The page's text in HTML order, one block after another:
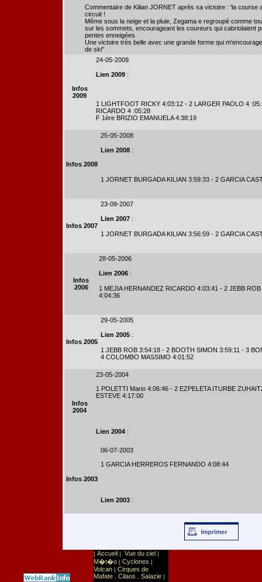
Commentaire de Kilian JORNET après sa victoire : 'la course
circuit !
Même sous la neige et la pluie, Zegama e regroupé comme
sur les sommets, encourageant les coureurs qui cabriolaient
pentes enneigées.
Une victoire très belle avec une grande forme qui
de ski"
Infos
2009
24-05-2009
Lien 2009 :
1 LIGHTFOOT RICKY 4:03:12 - 2 LARGER PAOLO 4
RICARDO 4 :05:28
F 1ère BRIZIO EMANUELA 4:38:19
Infos 2008
25-05-2008
Lien 2008 :
1 JORNET BURGADA KILIAN 3:59:33 - 2 GARCIA
Infos 2007
23-09-2007
Lien 2007 :
1 JORNET BURGADA KILIAN 3:56:59 - 2 GARCIA
Infos
2006
28-05-2006
Lien 2006 :
1 MEJIA HERNANDEZ RICARDO 4:03:41 - 2 JEBB
4:04:36
Infos 2005
29-05-2005
Lien 2005 :
1 JEBB ROB 3:54:18 - 2 BOOTH SIMON 3:59:11 - 3
4 COLOMBO MASSIMO 4:01:52
Infos
2004
23-05-2004
1 POLETTI Mario 4:06:46 - 2 EZPELETA ITURBE
ESTEVE 4:17:00
Lien 2004 :
Infos 2003
06-07-2003
1 GARCIA HERREROS FERNANDO 4:08:44
Lien 2003 :
| Accueil | Vue du ciel |
M�t�o | Cyclones |
Volcan | Cirques de
Mafate
Cilaos Salazie |